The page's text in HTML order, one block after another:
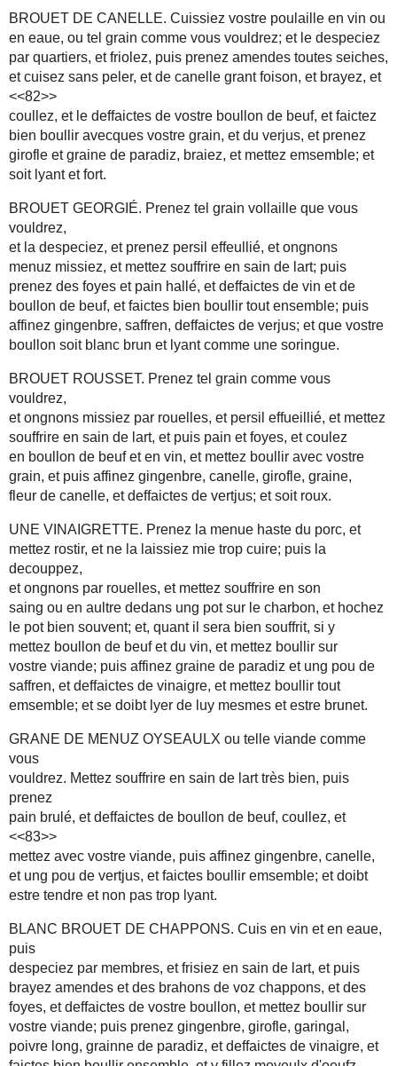
BROUET DE CANELLE. Cuissiez vostre poulaille en vin ou
en eaue, ou tel grain comme vous vouldrez; et le despeciez
par quartiers, et friolez, puis prenez amendes toutes seiches,
et cuisez sans peler, et de canelle grant foison, et brayez, et
<<82>>
coullez, et le deffaictes de vostre boullon de beuf, et faictez
bien boullir avecques vostre grain, et du verjus, et prenez
girofle et graine de paradiz, braiez, et mettez emsemble; et
soit lyant et fort.
BROUET GEORGIÉ. Prenez tel grain vollaille que vous
vouldrez,
et la despeciez, et prenez persil effeullié, et ongnons
menuz missiez, et mettez souffrire en sain de lart; puis
prenez des foyes et pain hallé, et deffaictes de vin et de
boullon de beuf, et faictes bien boullir tout ensemble; puis
affinez gingenbre, saffren, deffaictes de verjus; et que vostre
boullon soit blanc brun et lyant comme une soringue.
BROUET ROUSSET. Prenez tel grain comme vous
vouldrez,
et ongnons missiez par rouelles, et persil effueillié, et mettez
souffrire en sain de lart, et puis pain et foyes, et coulez
en boullon de beuf et en vin, et mettez boullir avec vostre
grain, et puis affinez gingenbre, canelle, girofle, graine,
fleur de canelle, et deffaictes de vertjus; et soit roux.
UNE VINAIGRETTE. Prenez la menue haste du porc, et
mettez rostir, et ne la laissiez mie trop cuire; puis la
decouppez,
et ongnons par rouelles, et mettez souffrire en son
saing ou en aultre dedans ung pot sur le charbon, et hochez
le pot bien souvent; et, quant il sera bien souffrit, si y
mettez boullon de beuf et du vin, et mettez boullir sur
vostre viande; puis affinez graine de paradiz et ung pou de
saffren, et deffaictes de vinaigre, et mettez boullir tout
emsemble; et se doibt lyer de luy mesmes et estre brunet.
GRANE DE MENUZ OYSEAULX ou telle viande comme
vous
vouldrez. Mettez souffrire en sain de lart très bien, puis
prenez
pain brulé, et deffaictes de boullon de beuf, coullez, et
<<83>>
mettez avec vostre viande, puis affinez gingenbre, canelle,
et ung pou de vertjus, et faictes boullir emsemble; et doibt
estre tendre et non pas trop lyant.
BLANC BROUET DE CHAPPONS. Cuis en vin et en eaue,
puis
despeciez par membres, et frisiez en sain de lart, et puis
brayez amendes et des brahons de voz chappons, et des
foyes, et deffaictes de vostre boullon, et mettez boullir sur
vostre viande; puis prenez gingenbre, girofle, garingal,
poivre long, grainne de paradiz, et deffaictes de vinaigre, et